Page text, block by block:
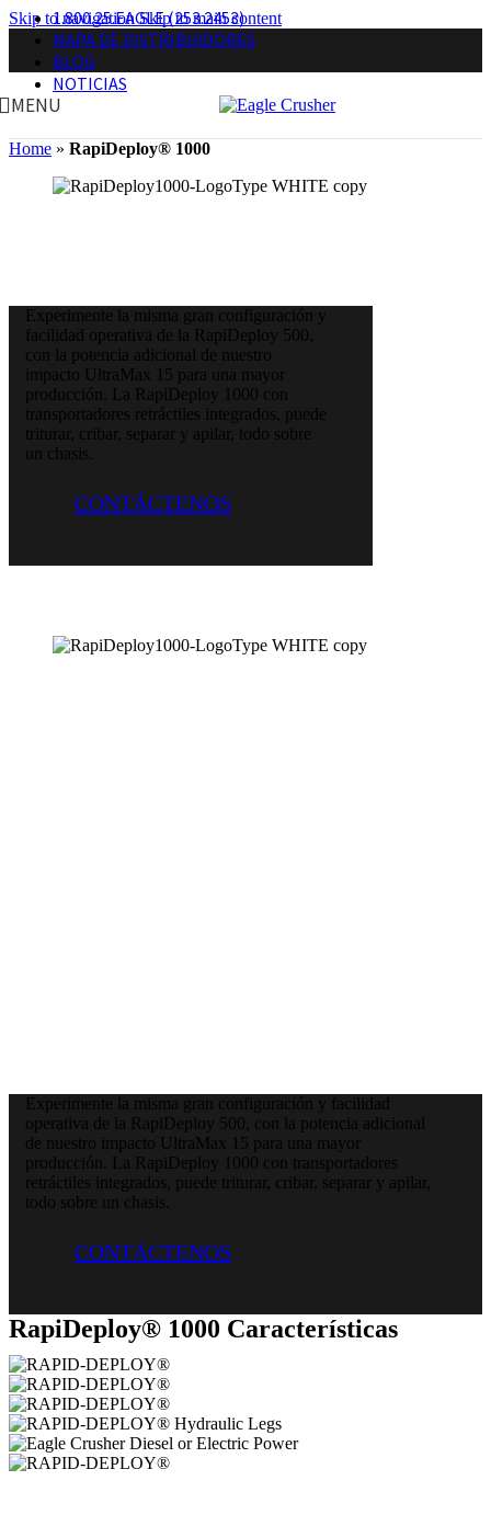
Skip to navigationSkip to main content
1.800.25.EAGLE (253.2453)
MAPA DE DISTRIBUIDORES
BLOG
NOTICIAS
MENU
Home » RapiDeploy® 1000
Experimente la misma gran configuración y
facilidad operativa de la RapiDeploy 500,
con la potencia adicional de nuestro
impacto UltraMax 15 para una mayor
producción. La RapiDeploy 1000 con
transportadores retráctiles integrados, puede
triturar, cribar, separar y apilar, todo sobre
un chasis.
CONTÁCTENOS
Experimente la misma gran configuración y facilidad
operativa de la RapiDeploy 500, con la potencia adicional
de nuestro impacto UltraMax 15 para una mayor
producción. La RapiDeploy 1000 con transportadores
retráctiles integrados, puede triturar, cribar, separar y apilar,
todo sobre un chasis.
CONTÁCTENOS
RapiDeploy® 1000 Características